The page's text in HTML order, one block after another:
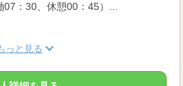
：30、休憩00：45）...
っと見る